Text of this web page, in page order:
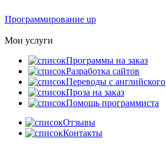
Программирование up
Мои услуги
Программы на заказ
Разработка сайтов
Переводы с английского
Проза на заказ
Помощь программиста
Отзывы
Контакты